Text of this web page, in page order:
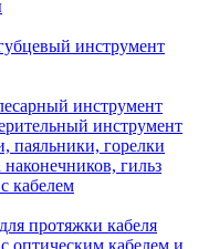
инструмент
инструмент
инструмент
паяльники, горелки
гильз
кабелем
протяжки кабеля
оптическим кабелем и